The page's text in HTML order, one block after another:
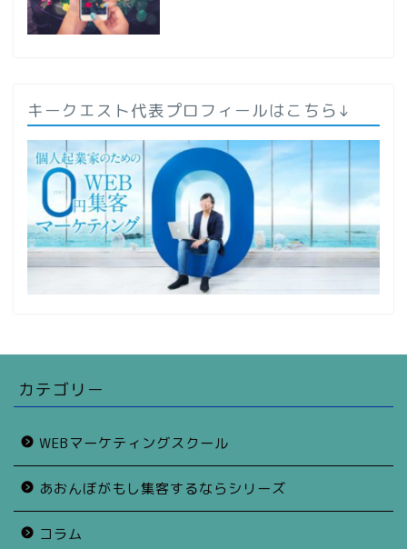
キークエスト代表プロフィールはこちら↓
カテゴリー
WEBマーケティングスクール
あおんぼがもし集客するならシリーズ
コラム